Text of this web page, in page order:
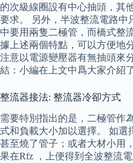
的次級線圈設有中心抽頭，其
要求。 另外，半波整流電路中
中要用兩隻二極管，而橋式整
據上述兩個特點，可以方便地
注意以電源變壓器有無抽頭來
結：小編在上文中爲大家介紹
整流器接法: 整流器冷卻方式
需要特別指出的是，二極管作
式和負載大小加以選擇。 如選
甚至燒了管子；或者大材小用
果在Rfz ，上便得到全波整流